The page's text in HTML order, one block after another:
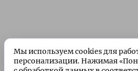
Мы используем cookies для
персонализации. Нажимая